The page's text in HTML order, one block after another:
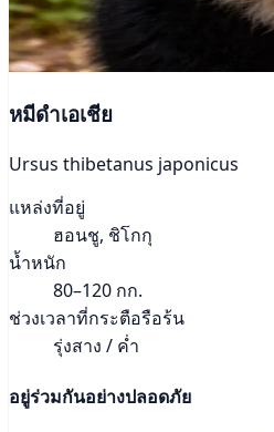
หมีดำเอเชีย
Ursus thibetanus japonicus
แหล่งที่อยู่
ฮอนชู, ชิโกกุ
น้ำหนัก
80–120 กก.
ช่วงเวลาที่กระตือรือร้น
รุ่งสาง / ค่ำ
อยู่ร่วมกันอย่างปลอดภัย